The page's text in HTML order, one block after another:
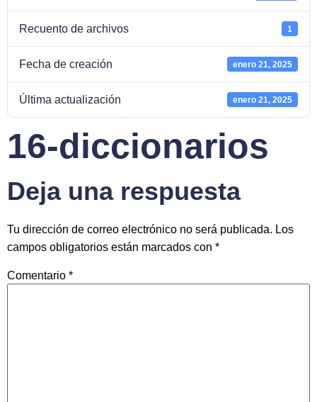
Recuento de archivos 1
Fecha de creación enero 21, 2025
Última actualización enero 21, 2025
16-diccionarios
Deja una respuesta
Tu dirección de correo electrónico no será publicada. Los
campos obligatorios están marcados con *
Comentario *